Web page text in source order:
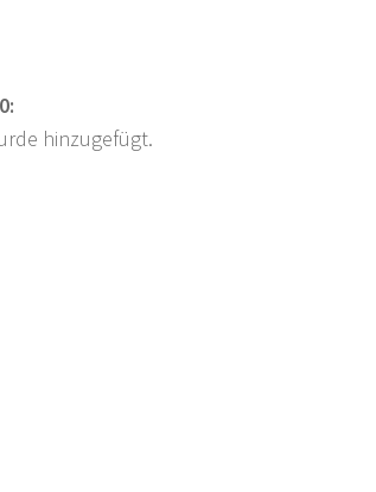
hinzugefügt.